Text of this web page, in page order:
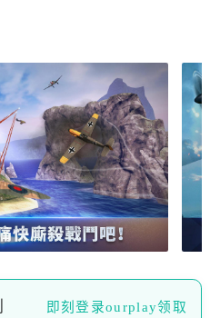
即刻登录ourplay领取